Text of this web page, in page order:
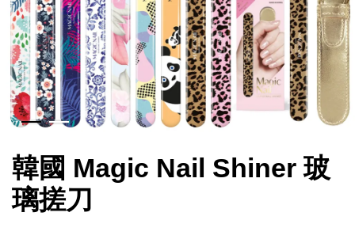
韓國 Magic Nail Shiner 玻
璃搓刀